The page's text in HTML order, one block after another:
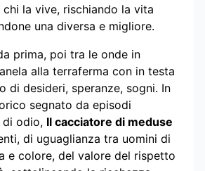
la vive, rischiando la vita
una diversa e migliore.
prima, poi tra le onde in
alla terraferma con in testa
di desideri, speranze, sogni. In
segnato da episodi
di odio, Il cacciatore di meduse
di uguaglianza tra uomini di
e colore, del valore del rispetto